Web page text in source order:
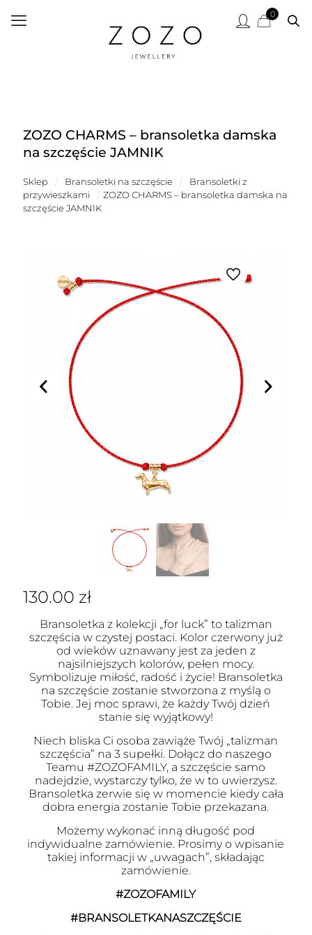
0
ZOZO CHARMS – bransoletka damska
na szczęście JAMNIK
Sklep / Bransoletki na szczęście /
Bransoletki z
przywieszkami
/ ZOZO CHARMS – bransoletka damska na
szczęście JAMNIK
130.00 zł
Bransoletka z kolekcji „for luck” to talizman
szczęścia w czystej postaci. Kolor czerwony już
od wieków uznawany jest za jeden z
najsilniejszych kolorów, pełen mocy.
Symbolizuje miłość, radość i życie! Bransoletka
na szczęście zostanie stworzona z myślą o
Tobie. Jej moc sprawi, że każdy Twój dzień
stanie się wyjątkowy!
Niech bliska Ci osoba zawiąże Twój „talizman
szczęścia” na 3 supełki. Dołącz do naszego
Teamu #ZOZOFAMILY, a szczęście samo
nadejdzie, wystarczy tylko, że w to uwierzysz.
Bransoletka zerwie się w momencie kiedy cała
dobra energia zostanie Tobie przekazana.
Możemy wykonać inną długość pod
indywidualne zamówienie. Prosimy o wpisanie
takiej informacji w „uwagach”, składając
zamówienie.
#ZOZOFAMILY
#BRANSOLETKANASZCZĘŚCIE